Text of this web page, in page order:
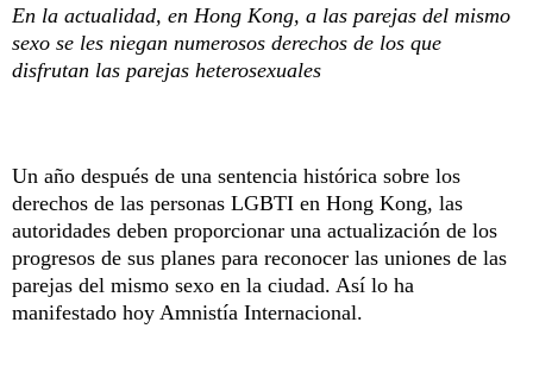
En la actualidad, en Hong Kong, a las parejas del mismo
sexo se les niegan numerosos derechos de los que
disfrutan las parejas heterosexuales
Un año después de una sentencia histórica sobre los
derechos de las personas LGBTI en Hong Kong, las
autoridades deben proporcionar una actualización de los
progresos de sus planes para reconocer las uniones de las
parejas del mismo sexo en la ciudad. Así lo ha
manifestado hoy Amnistía Internacional.